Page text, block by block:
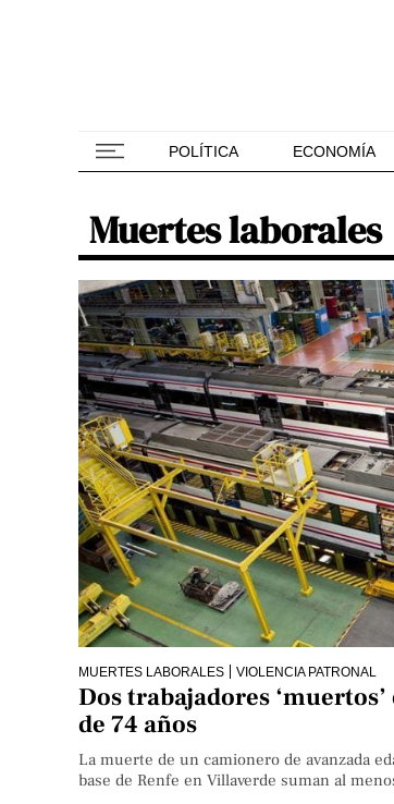
POLÍTICA ECONOMÍA
Muertes laborales
MUERTES LABORALES VIOLENCIA PATRONAL
Dos trabajadores
de 74 años
La muerte de un camionero de avanzada
base de Renfe en Villaverde suman al